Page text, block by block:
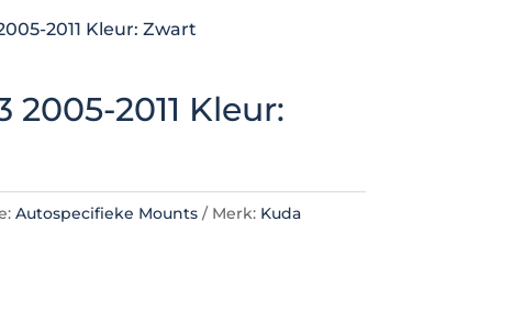
2011 Kleur: Zwart
2011 Kleur:
Autospecifieke Mounts Merk: Kuda